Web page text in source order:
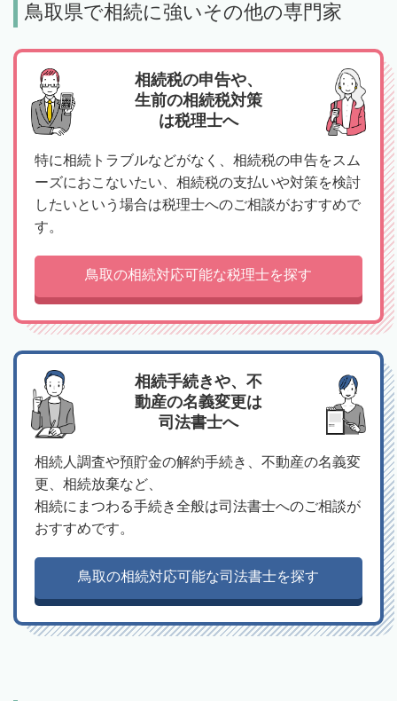
鳥取県で相続に強いその他の専門家
相続税の申告や、
生前の相続税対策
は税理士へ
特に相続トラブルなどがなく、相続税の申告をスム
ーズにおこないたい、相続税の支払いや対策を検討
したいという場合は税理士へのご相談がおすすめで
す。
鳥取の相続対応可能な税理士を探す
相続手続きや、不
動産の名義変更は
司法書士へ
相続人調査や預貯金の解約手続き、不動産の名義変
更、相続放棄など、
相続にまつわる手続き全般は司法書士へのご相談が
おすすめです。
鳥取の相続対応可能な司法書士を探す